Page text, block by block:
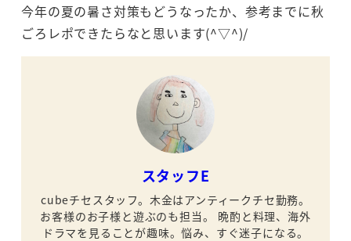
今年の夏の暑さ対策もどうなったか、参考までに秋
ごろレポできたらなと思います(^▽^)/
スタッフE
cubeチセスタッフ。木金はアンティークチセ勤務。
お客様のお子様と遊ぶのも担当。
晩酌と料理、海外
ドラマを見ることが趣味。悩み、すぐ迷子になる。